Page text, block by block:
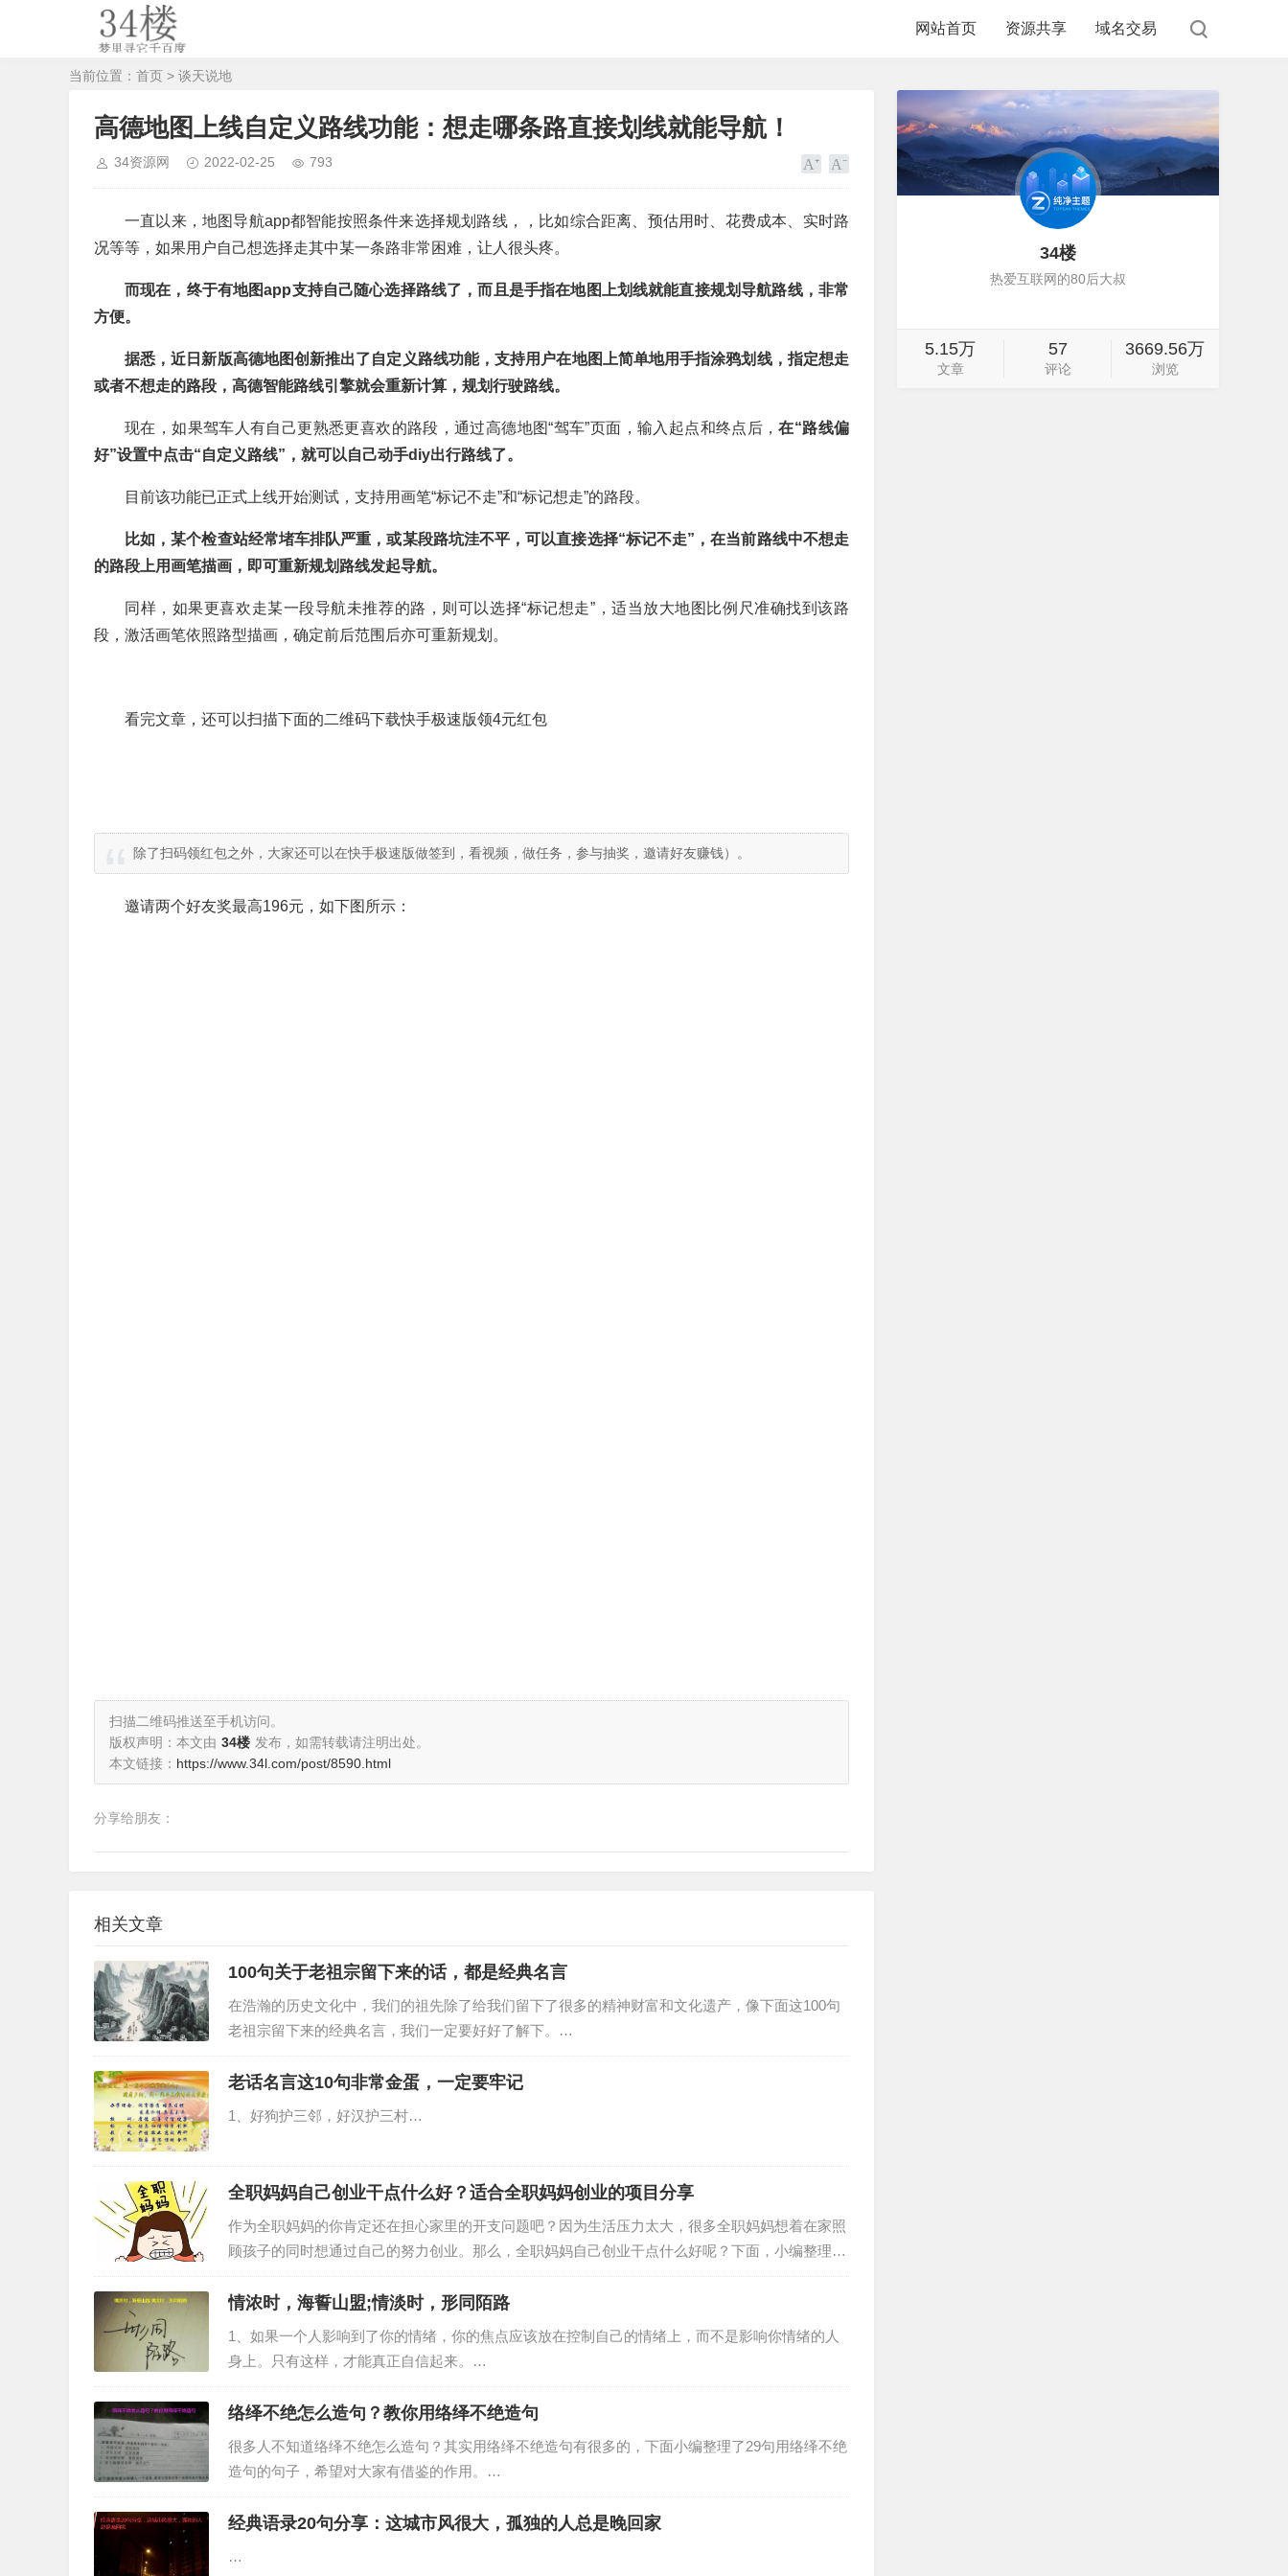
网站首页 资源共享 域名交易
当前位置： 首页 > 谈天说地
高德地图上线自定义路线功能：想走哪条路直接划线就能导航！
34资源网 2022-02-25 793
一直以来，地图导航app都智能按照条件来选择规划路线，，比如综合距离、预估用时、花费成本、实时路
况等等，如果用户自己想选择走其中某一条路非常困难，让人很头疼。
而现在，终于有地图app支持自己随心选择路线了，而且是手指在地图上划线就能直接规划导航路线，非常
方便。
据悉，近日新版高德地图创新推出了自定义路线功能，支持用户在地图上简单地用手指涂鸦划线，指定想走
或者不想走的路段，高德智能路线引擎就会重新计算，规划行驶路线。
现在，如果驾车人有自己更熟悉更喜欢的路段，通过高德地图“驾车”页面，输入起点和终点后，在“路线偏
好”设置中点击“自定义路线”，就可以自己动手diy出行路线了。
目前该功能已正式上线开始测试，支持用画笔“标记不走”和“标记想走”的路段。
比如，某个检查站经常堵车排队严重，或某段路坑洼不平，可以直接选择“标记不走”，在当前路线中不想走
的路段上用画笔描画，即可重新规划路线发起导航。
同样，如果更喜欢走某一段导航未推荐的路，则可以选择“标记想走”，适当放大地图比例尺准确找到该路
段，激活画笔依照路型描画，确定前后范围后亦可重新规划。
看完文章，还可以扫描下面的二维码下载快手极速版领4元红包
除了扫码领红包之外，大家还可以在快手极速版做签到，看视频，做任务，参与抽奖，邀请好友赚钱）。
邀请两个好友奖最高196元，如下图所示：
扫描二维码推送至手机访问。
版权声明：本文由 34楼 发布，如需转载请注明出处。
本文链接： https://www.34l.com/post/8590.html
分享给朋友：
相关文章
100句关于老祖宗留下来的话，都是经典名言
在浩瀚的历史文化中，我们的祖先除了给我们留下了很多的精神财富和文化遗产，像下面这100句
老祖宗留下来的经典名言，我们一定要好好了解下。…
老话名言这10句非常金蛋，一定要牢记
1、好狗护三邻，好汉护三村…
全职妈妈自己创业干点什么好？适合全职妈妈创业的项目分享
作为全职妈妈的你肯定还在担心家里的开支问题吧？因为生活压力太大，很多全职妈妈想着在家照
顾孩子的同时想通过自己的努力创业。那么，全职妈妈自己创业干点什么好呢？下面，小编整理了
四个适合全职妈妈创业的项目，大家一起来看看吧。…
情浓时，海誓山盟;情淡时，形同陌路
1、如果一个人影响到了你的情绪，你的焦点应该放在控制自己的情绪上，而不是影响你情绪的人
身上。只有这样，才能真正自信起来。…
络绎不绝怎么造句？教你用络绎不绝造句
很多人不知道络绎不绝怎么造句？其实用络绎不绝造句有很多的，下面小编整理了29句用络绎不绝
造句的句子，希望对大家有借鉴的作用。…
经典语录20句分享：这城市风很大，孤独的人总是晚回家
…
34楼
热爱互联网的80后大叔
5.15万
文章
57
评论
3669.56万
浏览